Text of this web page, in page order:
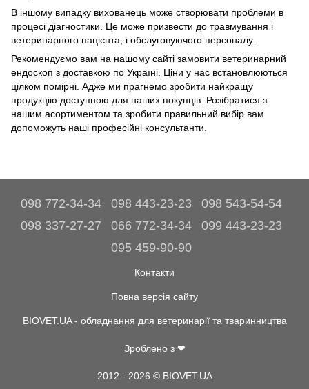
В іншому випадку вихованець може створювати проблеми в
процесі діагностики. Це може призвести до травмування і
ветеринарного пацієнта, і обслуговуючого персоналу.
Рекомендуємо вам на нашому сайті замовити ветеринарний
ендоскоп з доставкою по Україні. Ціни у нас встановлюються
цілком помірні. Адже ми прагнемо зробити найкращу
продукцію доступною для наших покупців. Розібратися з
нашим асортиментом та зробити правильний вибір вам
допоможуть наші професійні консультанти.
098 772-34-34 098 443-23-23
098 543-54-54
098 337-27-27
066 772-34-34
099 443-23-23
095 459-90-90
Контакти
Повна версія сайту
BIOVET.UA - обладнання для ветеринарії та тваринництва
Зроблено з ❤
2012 - 2026 © BIOVET.UA